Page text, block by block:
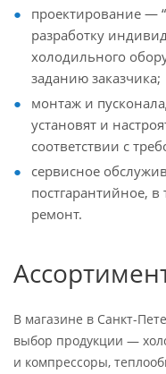
проектирование —
разработку
холодильного
заданию заказчика;
монтаж и
установят и
соответствии с
сервисное
постгарантийное,
ремонт.
В магазине в Санкт-
выбор продукции —
и компрессоры,